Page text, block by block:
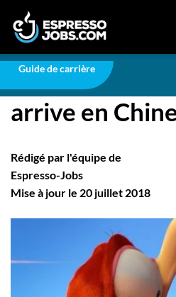
Connexion
Créez un compte
Recherchez un emploi
Compagnies
Ma boîte à outils
Conseils carrière
Nos chroniques
Inscrivez-vous à l'infolettre
Guide de carrière
Carrière La série animée
La série
arrive en
Rédigé par l'équipe de
Espresso-Jobs
Mise à jour le 20 juillet 2018